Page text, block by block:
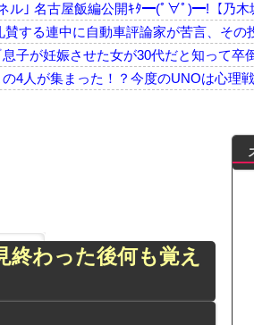
ル｣ 名古屋飯編公開ｷﾀ━(ﾟ∀ﾟ)━!【乃木
賛する連中に自動車評論家が苦言、その
息子が妊娠させた女が30代だと知って
の4人が集まった！？今度のUNOは心理
キム姓が多いのか】 韓国の姓は250、日
レーひき逃げ事件で逮捕された男、韓
袖口からインナーチラ見え！！【GIF動
JCに不同意性交したバイト男（56）
終わった後何も覚え